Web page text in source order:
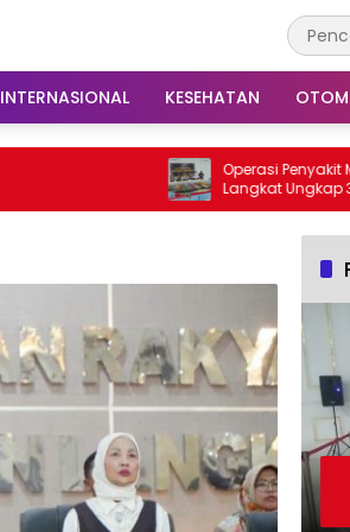
INTERNASIONAL KESEHATAN
Operasi Penyakit Masyarakat
Langkat Ungkap 30 Kasus
Tersangka Diamankan